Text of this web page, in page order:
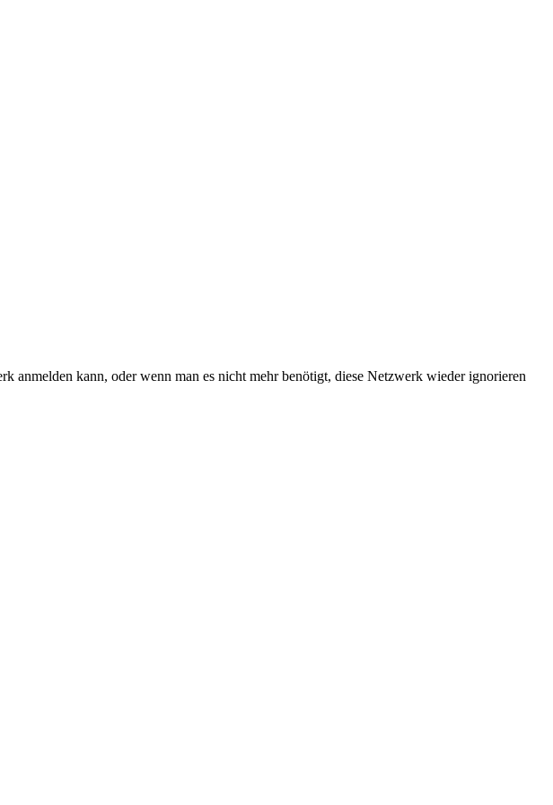
kann, oder wenn man es nicht mehr benötigt, diese Netzwerk wieder ignorieren